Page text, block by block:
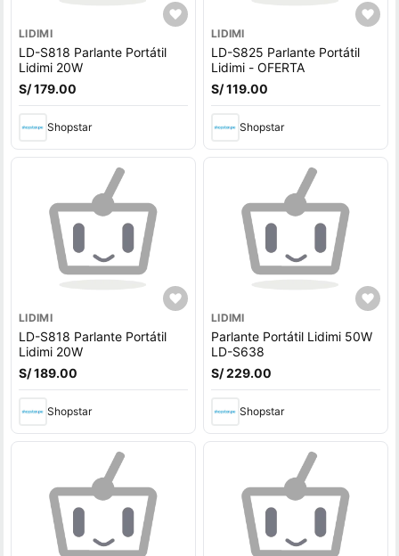
LIDIMI
LD-S818 Parlante Portátil
Lidimi 20W
S/ 179.00
Shopstar
LIDIMI
LD-S825 Parlante Portátil
Lidimi - OFERTA
S/ 119.00
Shopstar
LIDIMI
LD-S818 Parlante Portátil
Lidimi 20W
S/ 189.00
Shopstar
LIDIMI
Parlante Portátil Lidimi 50W
LD-S638
S/ 229.00
Shopstar